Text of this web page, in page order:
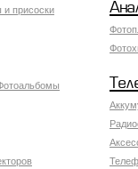
и присоски